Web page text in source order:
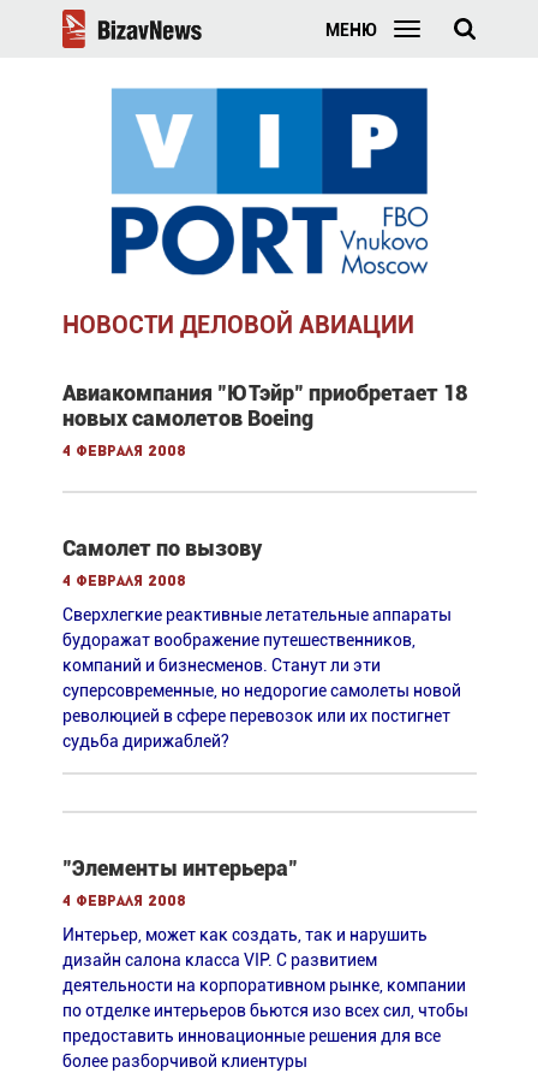
МЕНЮ
НОВОСТИ ДЕЛОВОЙ АВИАЦИИ
Авиакомпания "ЮТэйр" приобретает 18
новых самолетов Boeing
4 февраля 2008
Самолет по вызову
4 февраля 2008
Сверхлегкие реактивные летательные аппараты
будоражат воображение путешественников,
компаний и бизнесменов. Станут ли эти
суперсовременные, но недорогие самолеты новой
революцией в сфере перевозок или их постигнет
судьба дирижаблей?
"Элементы интерьера"
4 февраля 2008
Интерьер, может как создать, так и нарушить
дизайн салона класса VIP. С развитием
деятельности на корпоративном рынке, компании
по отделке интерьеров бьются изо всех сил, чтобы
предоставить инновационные решения для все
более разборчивой клиентуры